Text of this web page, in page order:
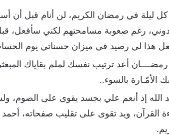
ليلة في رمضان الكريم، لن أنام قبل أن
رغم صعوبة مسامحتهم لكني سأفعل،
هذا لي رصيد في ميزان حسناتي يوم
أعد ترتيب نفسك لملم بقاياك
الأمّـارة بالسوء..
الله إذ أنعم علي بجسد يقوى على الصوم،
القرآن، ويد تقوى على تقليب صفحاته،